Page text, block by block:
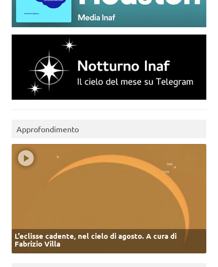
Approfondimento
L’eclisse cadente, nel cielo di agosto. A cura di
Fabrizio Villa